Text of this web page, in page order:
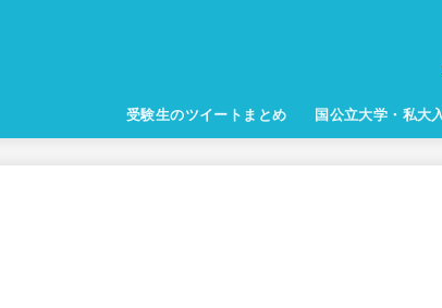
受験生のツイートまとめ 国公立大学・私大